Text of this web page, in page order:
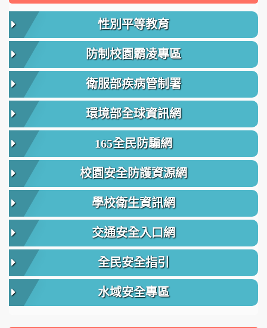
性別平等教育
防制校園霸凌專區
衛服部疾病管制署
環境部全球資訊網
165全民防騙網
校園安全防護資源網
學校衛生資訊網
交通安全入口網
全民安全指引
水域安全專區